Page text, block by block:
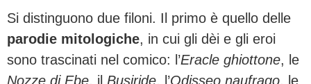
Si distinguono due filoni. Il primo è quello delle
parodie mitologiche, in cui gli dèi e gli eroi
sono trascinati nel comico: l’Eracle ghiottone, le
Nozze di Ebe, il Busiride, l’Odisseo naufrago, le